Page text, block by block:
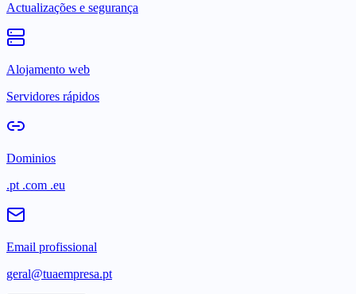
Actualizações e segurança
Alojamento web
Servidores rápidos
Dominios
.pt .com .eu
Email profissional
geral@tuaempresa.pt